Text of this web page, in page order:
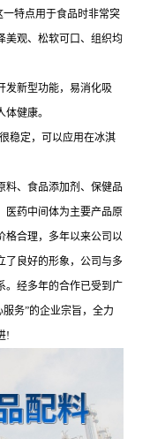
特点用于食品时非常突
美观、松软可口、组织均
发新型功能，易消化吸
健康。
稳定，可以应用在冰淇
料、食品添加剂、保健品
医药中间体为主要产品原
格合理，多年以来公司以
了良好的形象，公司与多
。经多年的合作已受到广
务”的企业宗旨，全力
!